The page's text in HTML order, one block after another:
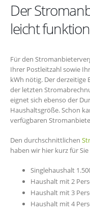
Der
leicht
Für den
Ihrer Postleitzahl sowie
kWh nötig. Der derzeitige
der letzten
eignet sich ebenso der
Haushaltsgröße. Schon
verfügbaren
Den durchschnittlichen
haben wir hier kurz für
Singlehaushalt
Haushalt mit 2
Haushalt mit 3
Haushalt mit 4